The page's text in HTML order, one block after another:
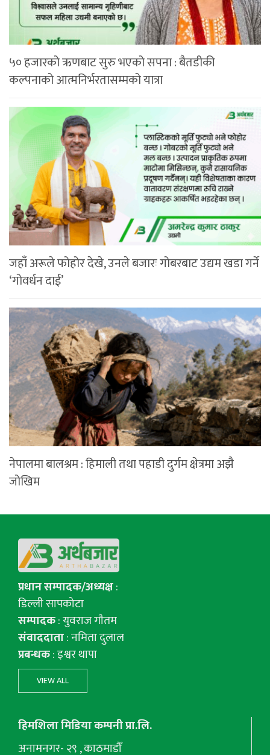
५० हजारको ऋणबाट सुरु भएको सपना : बैतडीकी
कल्पनाको आत्मनिर्भरतासम्मको यात्रा
जहाँ अरूले फोहोर देखे, उनले बजारः गोबरबाट उद्यम खडा गर्ने
‘गोवर्धन दाई’
नेपालमा बालश्रम : हिमाली तथा पहाडी दुर्गम क्षेत्रमा अझै
जोखिम
प्रधान सम्पादक/अध्यक्ष:
डिल्ली सापकोटा
सम्पादक: युवराज गाैतम
संवाददाता: नमिता दुलाल
प्रबन्धक: इश्वर थापा
VIEW ALL
हिमशिला मिडिया कम्पनी प्रा.लि.
अनामनगर- २९ , काठमाडौँ